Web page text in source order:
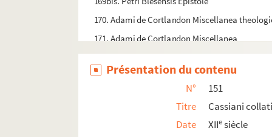
170. Adami de Cortlandon Miscellanea
171. Adami de Cortlandon Miscellanea
172. Recueil
173. Recueil
174. Collectio catholice et canonice scripture
175. (Cassianus) De institutione
Présentation du contenu
N°
151
Titre
Cassiani
Date
XIIesiècle